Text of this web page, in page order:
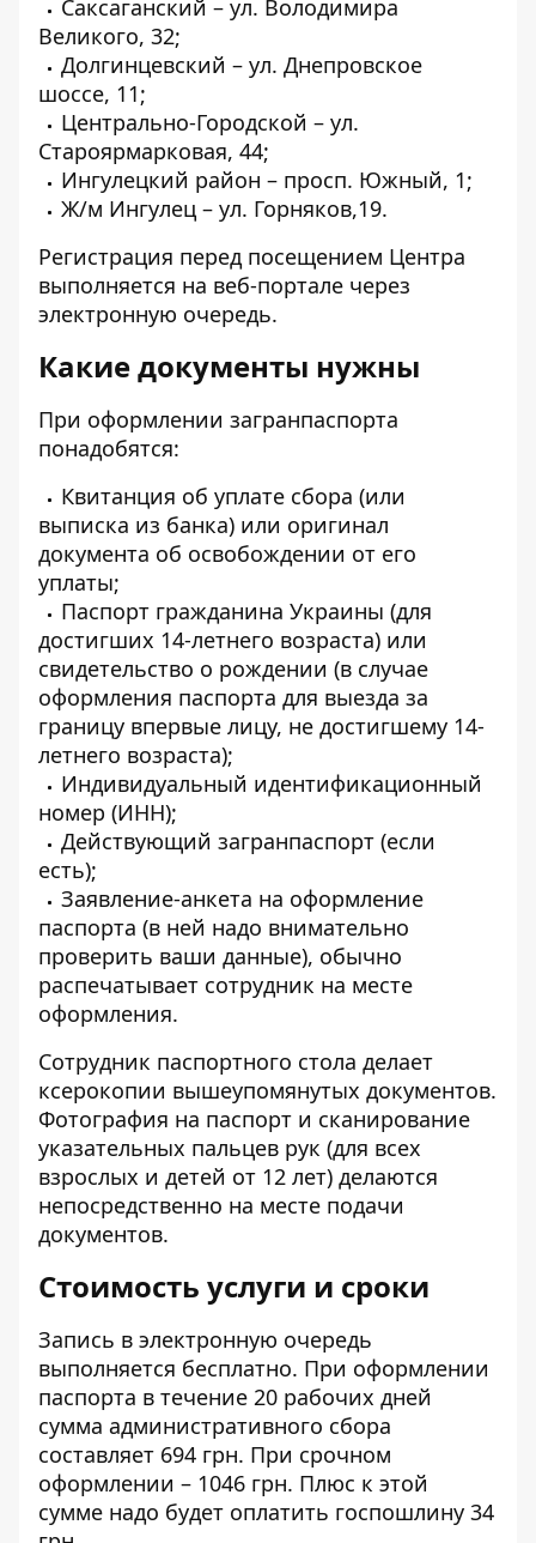
Саксаганский – ул. Володимира
Великого, 32;
Долгинцевский – ул. Днепровское
шоссе, 11;
Центрально-Городской – ул.
Староярмарковая, 44;
Ингулецкий район – просп. Южный, 1;
Ж/м Ингулец – ул. Горняков,19.
Регистрация перед посещением Центра
выполняется на веб-портале через
электронную очередь.
Какие документы нужны
При оформлении загранпаспорта
понадобятся:
Квитанция ​​об уплате сбора (или
выписка из банка) или оригинал
документа об освобождении от его
уплаты;
Паспорт гражданина Украины (для
достигших 14-летнего возраста) или
свидетельство о рождении (в случае
оформления паспорта для выезда за
границу впервые лицу, не достигшему 14-
летнего возраста);
Индивидуальный идентификационный
номер (ИНН);
Действующий загранпаспорт (если
есть);
Заявление-анкета на оформление
паспорта (в ней надо внимательно
проверить ваши данные), обычно
распечатывает сотрудник на месте
оформления.
Сотрудник паспортного стола делает
ксерокопии вышеупомянутых документов.
Фотография на паспорт и сканирование
указательных пальцев рук (для всех
взрослых и детей от 12 лет) делаются
непосредственно на месте подачи
документов.
Стоимость услуги и сроки
Запись в электронную очередь
выполняется бесплатно. При оформлении
паспорта в течение 20 рабочих дней
сумма административного сбора
составляет 694 грн. При срочном
оформлении – 1046 грн. Плюс к этой
сумме надо будет оплатить госпошлину 34